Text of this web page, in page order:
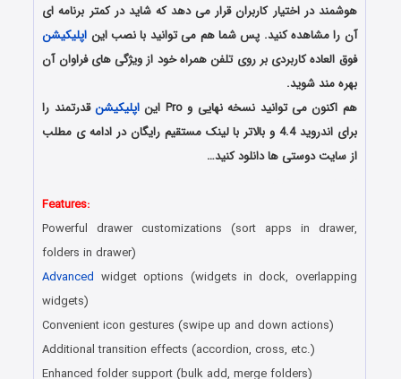
هوشمند در اختیار کاربران قرار می دهد که شاید در کمتر برنامه ای
آن را مشاهده کنید. پس شما هم می توانید با نصب این اپلیکیشن
فوق العاده کاربردی بر روی تلفن همراه خود از ویژگی های فراوان آن
بهره مند شوید.
هم اکنون می توانید نسخه نهایی و Pro این
اپلیکیشنقدرتمند را
برای اندروید 4.4 و بالاتر با لینک مستقیم رایگان در ادامه ی مطلب
از سایت دوستی ها دانلود کنید…
Features:
Powerful drawer customizations (sort apps in drawer,
folders in drawer)
Advanced widget options (widgets in dock, overlapping
widgets)
Convenient icon gestures (swipe up and down actions)
Additional transition effects (accordion, cross, etc.)
Enhanced folder support (bulk add, merge folders)